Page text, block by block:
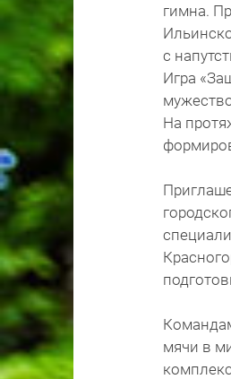
гимна.
с
Игра
На
мячи в